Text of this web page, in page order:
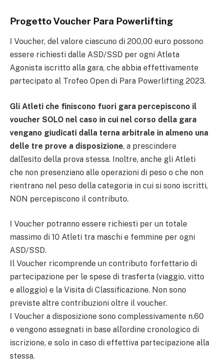
Progetto Voucher Para Powerlifting
I Voucher, del valore ciascuno di 200,00 euro possono
essere richiesti dalle ASD/SSD per ogni Atleta
Agonista iscritto alla gara, che abbia effettivamente
partecipato al Trofeo Open di Para Powerlifting 2023.
Gli Atleti che finiscono fuori gara percepiscono il
voucher SOLO nel caso in cui nel corso della gara
vengano giudicati dalla terna arbitrale in almeno una
delle tre prove a disposizione, a prescindere
dall’esito della prova stessa. Inoltre, anche gli Atleti
che non presenziano alle operazioni di peso o che non
rientrano nel peso della categoria in cui si sono iscritti,
NON percepiscono il contributo.
I Voucher potranno essere richiesti per un totale
massimo di 10 Atleti tra maschi e femmine per ogni
ASD/SSD.
Il Voucher ricomprende un contributo forfettario di
partecipazione per le spese di trasferta (viaggio, vitto
e alloggio) e la Visita di Classificazione. Non sono
previste altre contribuzioni oltre il voucher.
I Voucher a disposizione sono complessivamente n.60
e vengono assegnati in base all’ordine cronologico di
iscrizione, e solo in caso di effettiva partecipazione alla
stessa.